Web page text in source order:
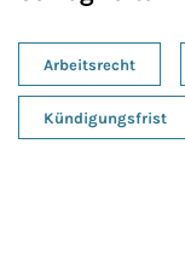
Arbeitsrecht
Kündigungsfrist